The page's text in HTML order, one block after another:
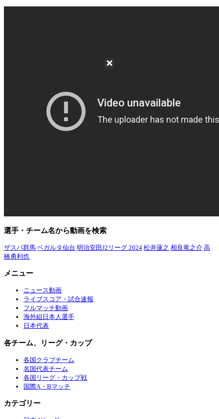
選手・チーム名から動画を検索
ザスパ群馬 ベガルタ仙台 明治安田J2リーグ 2024 松井蓮之 相良竜之介 高
橋勇利也
メニュー
ニュース動画
ライブスコア・試合速報
フルマッチ動画
海外組日本人選手
日本代表
各チーム、リーグ・カップ
各国クラブチーム
名国代表チーム
各国リーグ・カップ戦
国際A・Bマッチ
カテゴリー